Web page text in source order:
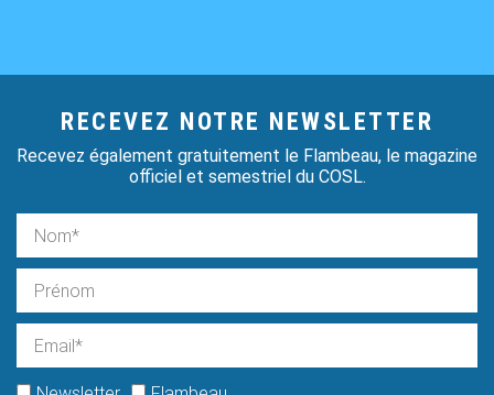
RECEVEZ NOTRE NEWSLETTER
Recevez également gratuitement le Flambeau, le magazine
officiel et semestriel du COSL.